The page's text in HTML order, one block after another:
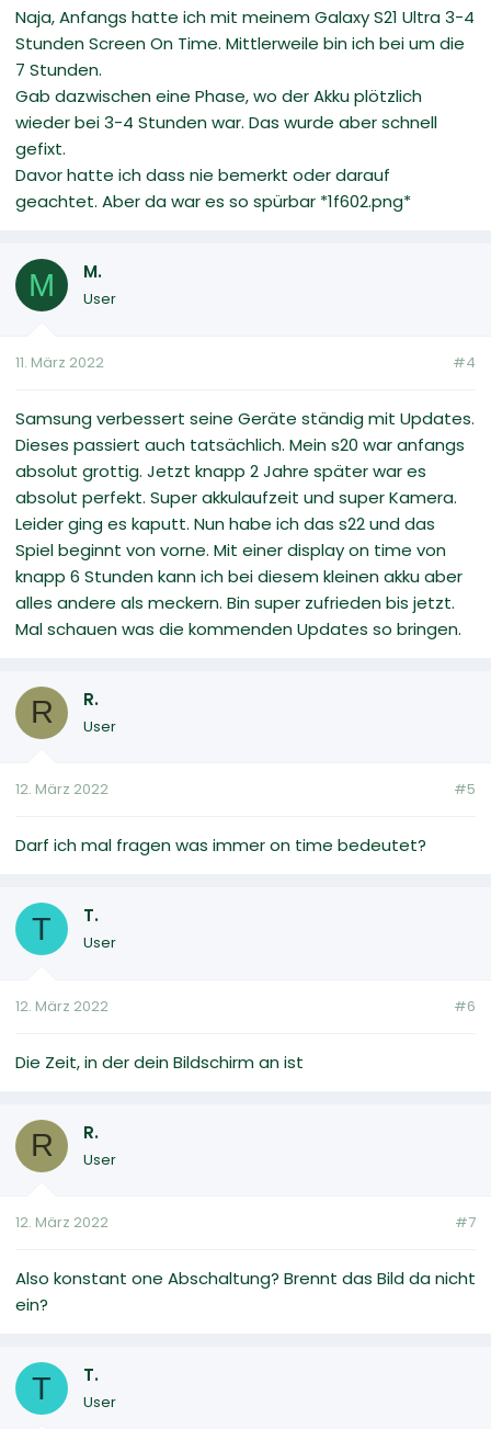
Naja, Anfangs hatte ich mit meinem Galaxy S21 Ultra 3-4
Stunden Screen On Time. Mittlerweile bin ich bei um die
7 Stunden.
Gab dazwischen eine Phase, wo der Akku plötzlich
wieder bei 3-4 Stunden war. Das wurde aber schnell
gefixt.
Davor hatte ich dass nie bemerkt oder darauf
geachtet. Aber da war es so spürbar *1f602.png*
M M.
User
11. März 2022 #4
Samsung verbessert seine Geräte ständig mit Updates.
Dieses passiert auch tatsächlich. Mein s20 war anfangs
absolut grottig. Jetzt knapp 2 Jahre später war es
absolut perfekt. Super akkulaufzeit und super Kamera.
Leider ging es kaputt. Nun habe ich das s22 und das
Spiel beginnt von vorne. Mit einer display on time von
knapp 6 Stunden kann ich bei diesem kleinen akku aber
alles andere als meckern. Bin super zufrieden bis jetzt.
Mal schauen was die kommenden Updates so bringen.
R R.
User
12. März 2022 #5
Darf ich mal fragen was immer on time bedeutet?
T T.
User
12. März 2022 #6
Die Zeit, in der dein Bildschirm an ist
R R.
User
12. März 2022 #7
Also konstant one Abschaltung? Brennt das Bild da nicht
ein?
T T.
User